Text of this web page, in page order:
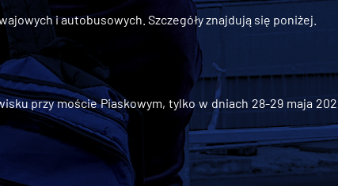
i autobusowych. Szczegóły znajdują się poniżej.
przy moście Piaskowym, tylko w dniach 28-29 maja